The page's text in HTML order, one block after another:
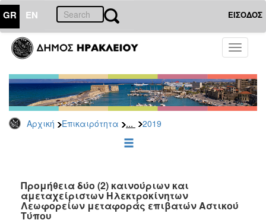
GR EN ΕΙΣΟΔΟΣ
Toggle
Αρχική Επικαιρότητα ... 2019
ΕΠΙΚΑΙΡΟΤΗΤΑ
-
Δημοπρασίες
Αρχείο
2026
2022
2021
Προμήθεια δύο (2) καινούριων και
αμεταχείριστων Ηλεκτροκίνητων
Λεωφορείων μεταφοράς επιβατών Αστικού
Τύπου